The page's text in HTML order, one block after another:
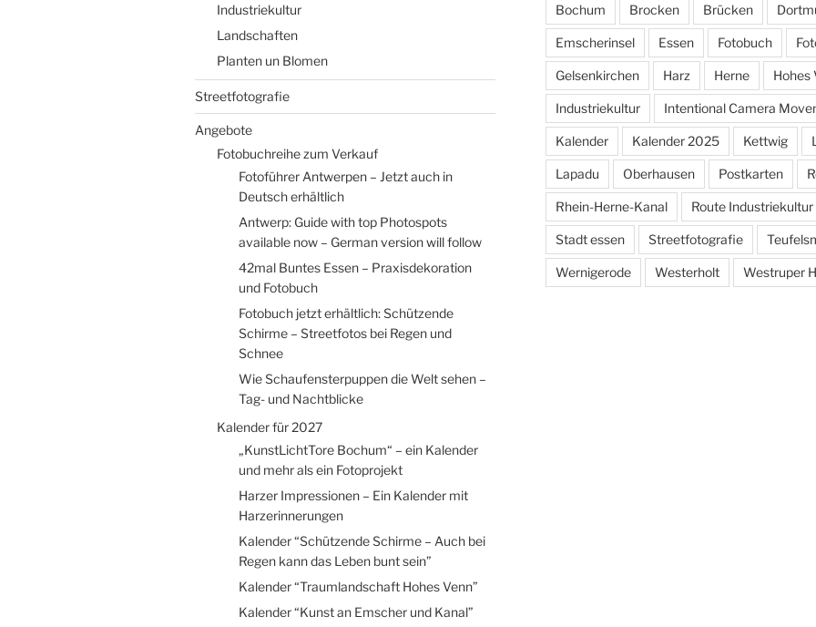
Industriekultur
Landschaften
Planten un Blomen
Streetfotografie
Angebote
Fotobuchreihe zum Verkauf
Fotoführer Antwerpen – Jetzt auch in
Deutsch erhältlich
Antwerp: Guide with top Photospots
available now – German version will follow
42mal Buntes Essen – Praxisdekoration
und Fotobuch
Fotobuch jetzt erhältlich: Schützende
Schirme – Streetfotos bei Regen und
Schnee
Wie Schaufensterpuppen die Welt sehen –
Tag- und Nachtblicke
Kalender für 2027
„KunstLichtTore Bochum“ – ein Kalender
und mehr als ein Fotoprojekt
Harzer Impressionen – Ein Kalender mit
Harzerinnerungen
Kalender “Schützende Schirme – Auch bei
Regen kann das Leben bunt sein”
Kalender “Traumlandschaft Hohes Venn”
Kalender “Kunst an Emscher und Kanal”
Bochum Brocken Brücken
Emscherinsel Essen Fotobuch
Gelsenkirchen Harz Herne Hohes
Industriekultur Intentional Camera
Kalender Kalender 2025 Kettwig
Lapadu Oberhausen Postkarten
Rhein-Herne-Kanal Route Industriekultur
Stadt essen Streetfotografie
Wernigerode Westerholt Westruper